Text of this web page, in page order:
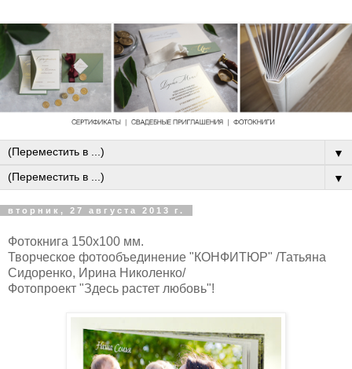
▼
▼
вторник, 27 августа 2013 г.
Фотокнига 150х100 мм.
Творческое фотообъединение "КОНФИТЮР" /Татьяна
Сидоренко, Ирина Николенко/
Фотопроект "Здесь растет любовь"!